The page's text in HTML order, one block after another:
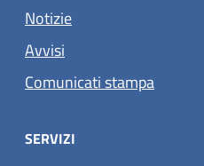
Notizie
Avvisi
Comunicati stampa
SERVIZI